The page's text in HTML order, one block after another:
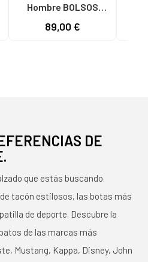
Hombre BOLSOS
89,00 €
DE
que estás buscando.
tacón estilosos, las botas más
de deporte. Descubre la
de las marcas más
Mustang, Kappa, Disney, John